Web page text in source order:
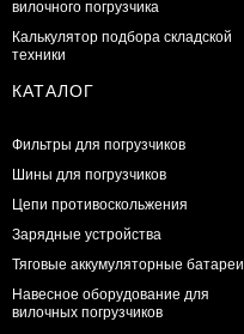
вилочного погрузчика
Калькулятор подбора складской
техники
КАТАЛОГ
Фильтры для погрузчиков
Шины для погрузчиков
Цепи противоскольжения
Зарядные устройства
Тяговые аккумуляторные батареи
Навесное оборудование для
вилочных погрузчиков